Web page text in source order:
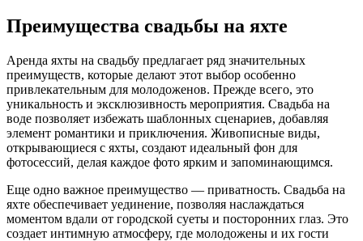
Преимущества свадьбы на яхте
Аренда яхты на свадьбу предлагает ряд значительных
преимуществ, которые делают этот выбор особенно
привлекательным для молодоженов. Прежде всего, это
уникальность и эксклюзивность мероприятия. Свадьба на
воде позволяет избежать шаблонных сценариев, добавляя
элемент романтики и приключения. Живописные виды,
открывающиеся с яхты, создают идеальный фон для
фотосессий, делая каждое фото ярким и запоминающимся.
Еще одно важное преимущество — приватность. Свадьба на
яхте обеспечивает уединение, позволяя наслаждаться
моментом вдали от городской суеты и посторонних глаз. Это
создает интимную атмосферу, где молодожены и их гости